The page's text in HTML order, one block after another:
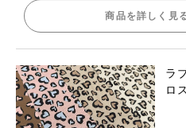
商品を詳しく見
ラ
ロ